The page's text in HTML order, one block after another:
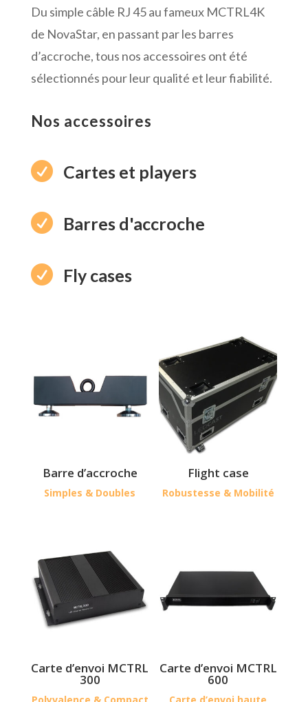
Du simple câble RJ 45 au fameux MCTRL4K
de NovaStar, en passant par les barres
d’accroche, tous nos accessoires ont été
sélectionnés pour leur qualité et leur fiabilité.
Nos accessoires
 Cartes et players
 Barres d'accroche
 Fly cases
Barre d’accroche
Simples & Doubles
Flight case
Robustesse & Mobilité
Carte d’envoi MCTRL
300
Carte d’envoi MCTRL
600